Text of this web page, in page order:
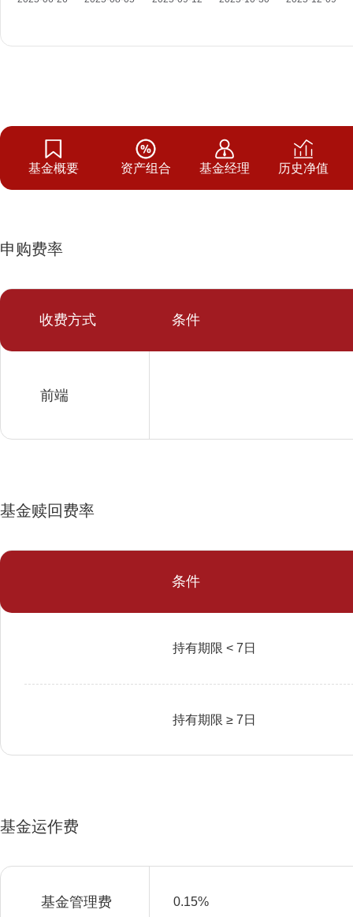
基金概要 资产组合 基金经理 历史净值
申购费率
收费方式 条件
前端
基金赎回费率
条件
持有期限 < 7日
持有期限 ≥ 7日
基金运作费
基金管理费 0.15%